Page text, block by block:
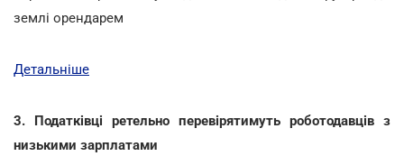
землі орендарем
Детальніше
3. Податківці ретельно перевірятимуть роботодавців з
низькими зарплатами